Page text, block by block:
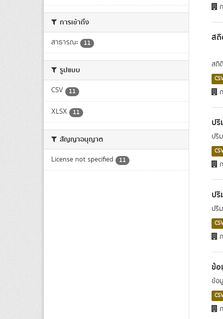
การเข้าถึง
สาธารณะ 11
รูปแบบ
CSV 11
XLSX 11
สัญญาอนุญาต
License not specified 11
ส
สถิ
ป
ปริ
ป
ปริ
ข้อ
ข้อ